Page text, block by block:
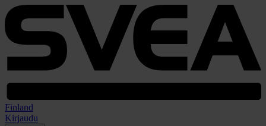
Finland
Kirjaudu